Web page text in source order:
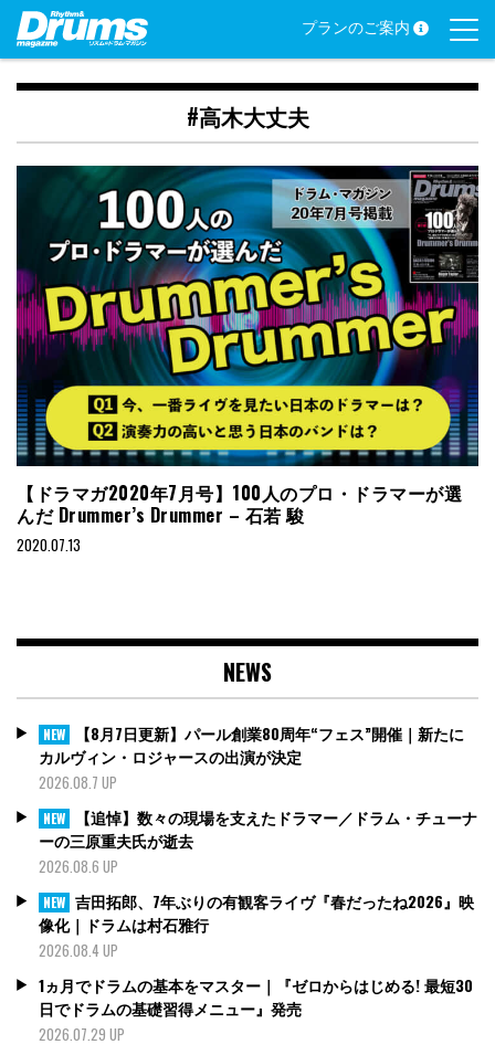
Skip
content
プランのご案内
#高木大丈夫
【ドラマガ2020年7月号】100人のプロ・ドラマーが選
んだ Drummer’s Drummer – 石若 駿
2020.07.13
NEWS
NEW
【8月7日更新】パール創業80周年“フェス”開催｜新たに
カルヴィン・ロジャースの出演が決定
2026.08.7 UP
NEW
【追悼】数々の現場を支えたドラマー／ドラム・チューナ
ーの三原重夫氏が逝去
2026.08.6 UP
NEW 吉田拓郎、7年ぶりの有観客ライヴ『春だったね2026』映
像化｜ドラムは村石雅行
2026.08.4 UP
1ヵ月でドラムの基本をマスター｜『ゼロからはじめる! 最短30
日でドラムの基礎習得メニュー』発売
2026.07.29 UP